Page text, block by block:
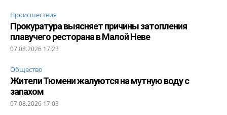
Происшествия
Прокуратура выясняет причины затопления
плавучего ресторана в Малой Неве
07.08.2026 17:23
Общество
Жители Тюмени жалуются на мутную воду с
запахом
07.08.2026 17:03